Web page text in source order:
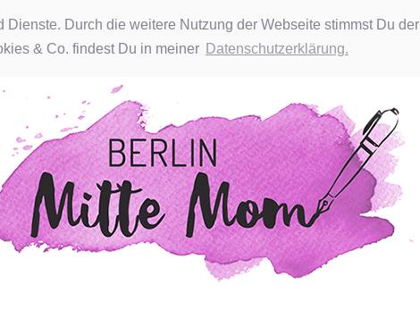
Durch die weitere Nutzung der Webseite stimmst Du der
& Co. findest Du in meiner Datenschutzerklärung.